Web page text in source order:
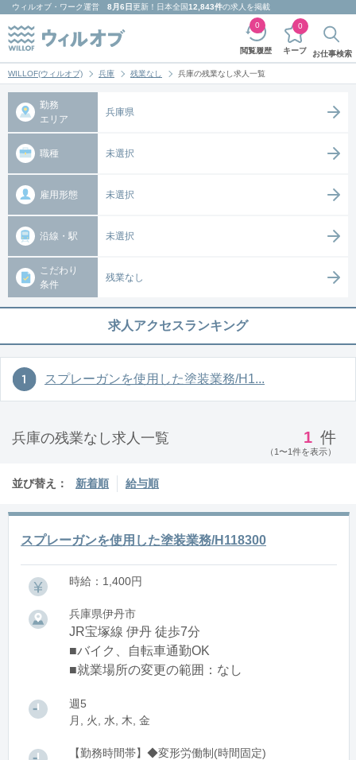
ウィルオブ・ワーク運営 8月6日更新！日本全国12,843件の求人を掲載
閲覧履歴
0
キープ
0
お仕事検索
WILLOF(ウィルオブ) 兵庫 残業なし 兵庫の残業なし求人一覧
勤務
エリア
兵庫県
職種 未選択
雇用形態 未選択
沿線・駅 未選択
こだわり
条件
残業なし
求人アクセスランキング
スプレーガンを使用した塗装業務/H1...
兵庫の残業なし求人一覧 1 件
（1〜1件を表示）
並び替え： 新着順 給与順
スプレーガンを使用した塗装業務/H118300
時給：1,400円
兵庫県伊丹市
JR宝塚線 伊丹 徒歩7分
■バイク、自転車通勤OK
■就業場所の変更の範囲：なし
週5
月, 火, 水, 木, 金
【勤務時間帯】◆変形労働制(時間固定)